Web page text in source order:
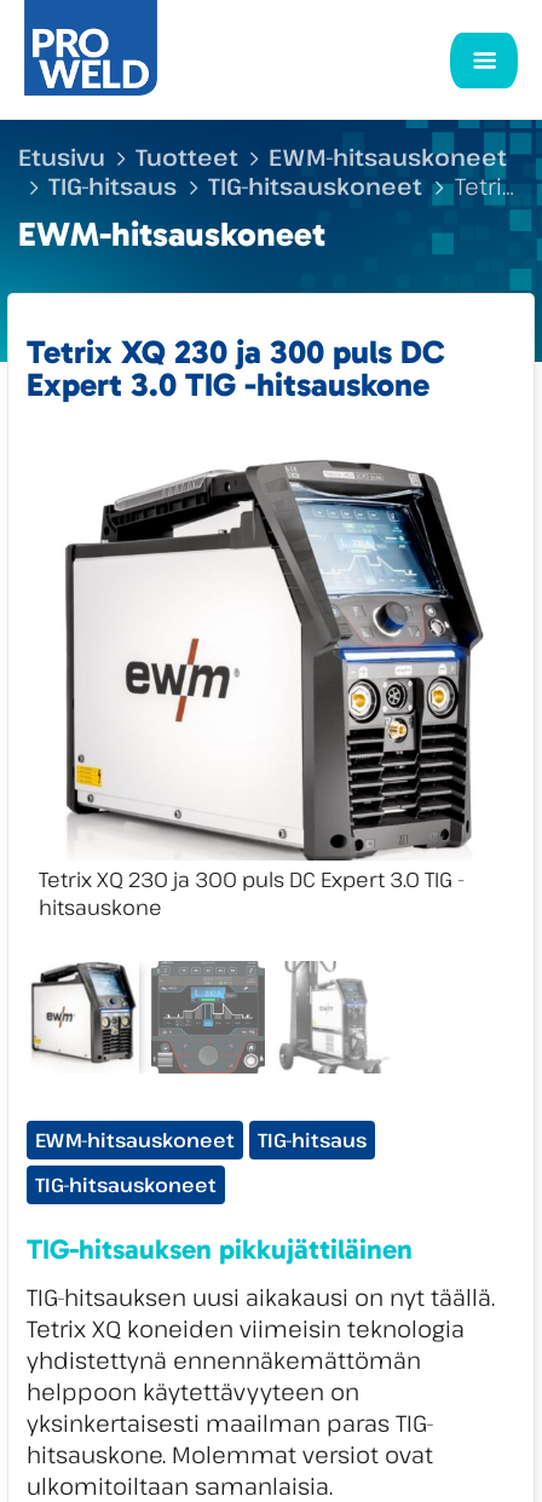
Etusivu Tuotteet
EWM-hitsauskoneet
TIG-hitsaus
TIG-hitsauskoneet
Tetrix
XQ 230 ja 300 puls DC Expert 3.0 TIG -
hitsauskone
EWM-hitsauskoneet
Tetrix XQ 230 ja 300 puls DC
Expert 3.0 TIG -hitsauskone
Tuotekategoriat:
EWM-hitsauskoneet
TIG-hitsaus
TIG-hitsauskoneet
TIG-hitsauksen pikkujättiläinen
TIG-hitsauksen uusi aikakausi on nyt täällä.
Tetrix XQ koneiden viimeisin teknologia
yhdistettynä ennennäkemättömän
helppoon käytettävyyteen on
yksinkertaisesti maailman paras TIG-
hitsauskone. Molemmat versiot ovat
ulkomitoiltaan samanlaisia.